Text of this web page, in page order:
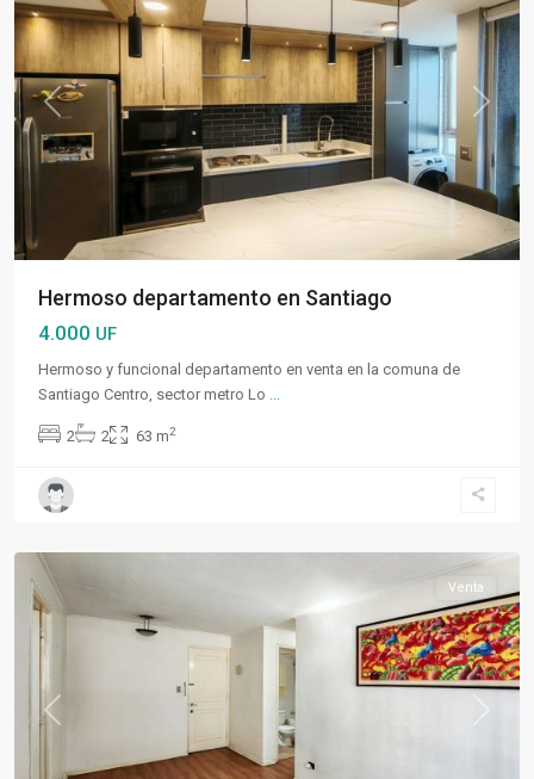
Previous Next
Hermoso departamento en Santiago
4.000 UF
Hermoso y funcional departamento en venta en la comuna de
Santiago Centro, sector metro Lo
2 2 63 m2
Santiago
Previous
Venta